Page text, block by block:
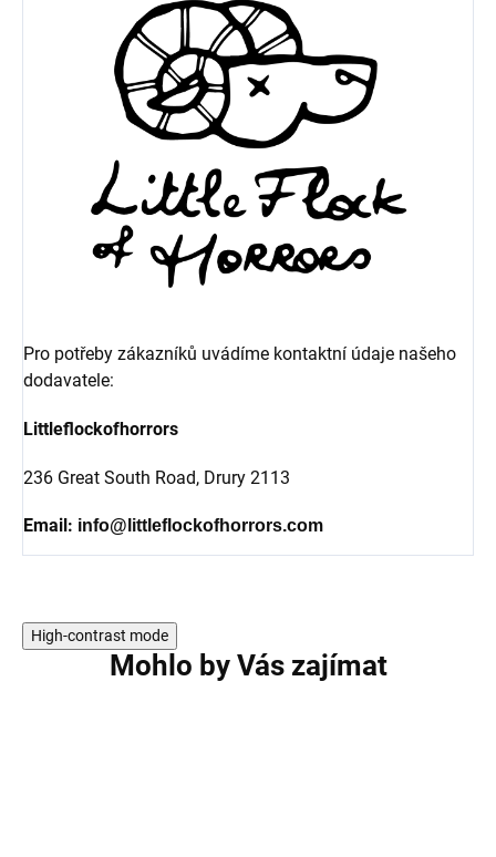
Pro potřeby zákazníků uvádíme kontaktní údaje našeho
dodavatele:
Littleflockofhorrors
236 Great South Road, Drury 2113
Email: info@littleflockofhorrors.com
High-contrast mode
Mohlo by Vás zajímat